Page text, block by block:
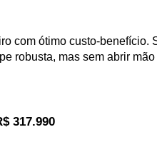
com ótimo custo-
robusta, mas sem abrir
317.990